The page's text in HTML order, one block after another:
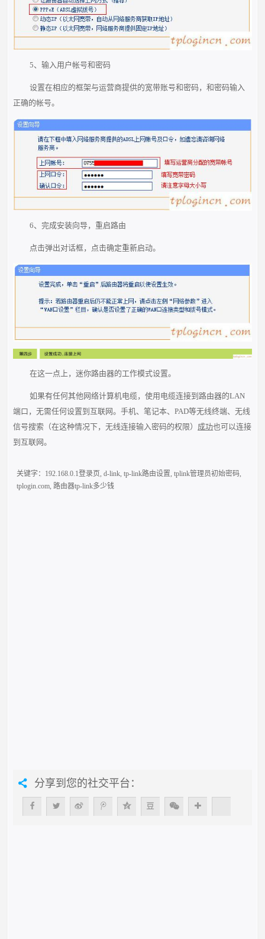
5、输入用户帐号和密码
设置在相应的框架与运营商提供的宽带账号和密码，和密码输入
正确的帐号。
6、完成安装向导，重启路由
点击弹出对话框，点击确定重新启动。
在这一点上，迷你路由器的工作模式设置。
如果有任何其他网络计算机电缆，使用电缆连接到路由器的LAN
端口，无需任何设置到互联网。手机、笔记本、PAD等无线终端、无线
信号搜索（在这种情况下，无线连接输入密码的权限） 成功也可以连接
到互联网。
关键字： 192.168.0.1登录页,d-link,tp-link路由设置,tplink管理员初始密码,
tplogin.com,路由器tp-link多少钱
分享到您的社交平台：